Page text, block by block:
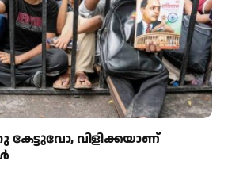
കേട്ടുവോ, വിളിക്കയാണ്